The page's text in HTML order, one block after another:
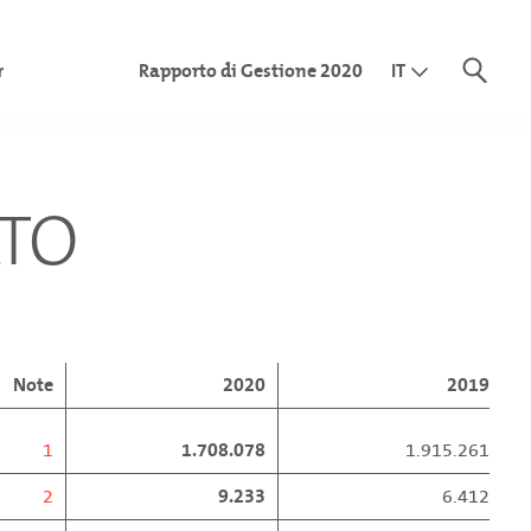
consolidato
Rapporto di Gestione 2020
IT
Note 2020 2019
1 1.708.078
1.915.261
2 9.233
6.412